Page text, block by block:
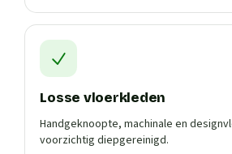
Losse vloerkleden
Handgeknoopte, machinale en
voorzichtig diepgereinigd.